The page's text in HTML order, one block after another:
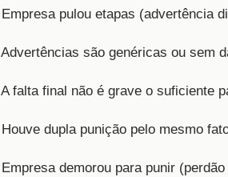
Empresa pulou etapas (advertência
Advertências são genéricas ou sem
A falta final não é grave o suficiente
Houve dupla punição pelo mesmo
Empresa demorou para punir